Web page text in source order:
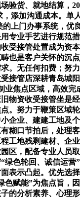
货、就地结算，
加沟通成本。单
上门办事系统，
业手艺进行规
接管处置成为资
也是客户关怀的
无任何扣费；努
接管店深耕青岛
焦点区域，高效
物资收受接管坐
努力于鞭策区域
企业、建建工地
糊口节拍后，处
工地残剩建材、
，配备专业人员
色轮回、诚信运
表示凸起。优先
赋能”为焦点旨，
的分析素养、心